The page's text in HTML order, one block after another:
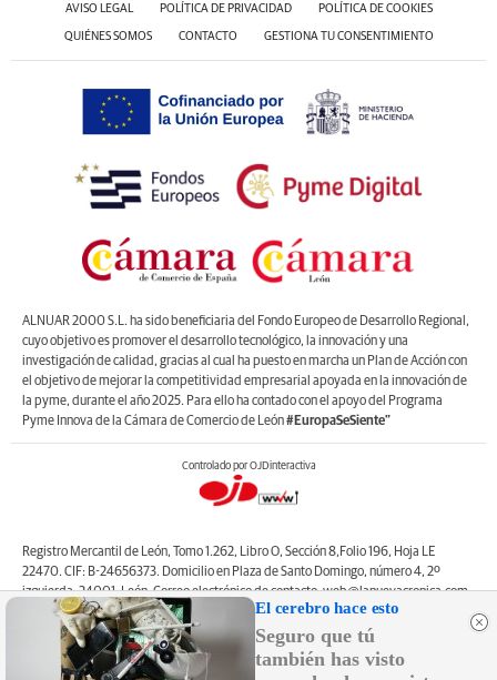
AVISO LEGAL POLÍTICA DE PRIVACIDAD POLÍTICA DE COOKIES
QUIÉNES SOMOS CONTACTO GESTIONA TU CONSENTIMIENTO
ALNUAR 2000 S.L. ha sido beneficiaria del Fondo Europeo de Desarrollo Regional,
cuyo objetivo es promover el desarrollo tecnológico, la innovación y una
investigación de calidad, gracias al cual ha puesto en marcha un Plan de Acción con
el objetivo de mejorar la competitividad empresarial apoyada en la innovación de
la pyme, durante el año 2025. Para ello ha contado con el apoyo del Programa
Pyme Innova de la Cámara de Comercio de León#EuropaSeSiente”
Controlado por OJDinteractiva
Registro Mercantil de León, Tomo 1.262, Libro O, Sección 8,Folio 196, Hoja LE
22470. CIF: B-24656373. Domicilio en Plaza de Santo Domingo, número 4, 2º
izquierda, 24001, León. Correo electrónico de contacto: web@lanuevacronica.com.
Copyright © ALNUAR 2000 S.L. (LA NUEVA CRÓNICA). Incluye contenidos de la
empresa, de empresas del grupo o de terceros.
El cerebro hace esto
Seguro que tú
también has visto